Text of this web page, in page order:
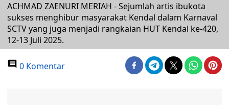
ACHMAD ZAENURI MERIAH - Sejumlah artis ibukota
sukses menghibur masyarakat Kendal dalam Karnaval
SCTV yang juga menjadi rangkaian HUT Kendal ke-420,
12-13 Juli 2025.
0 Komentar